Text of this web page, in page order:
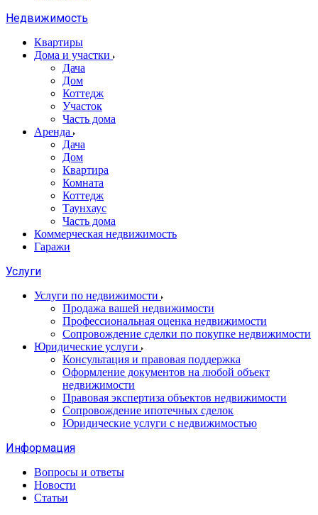
Недвижимость
Квартиры
Дома и участки
Дача
Дом
Коттедж
Участок
Часть дома
Аренда
Дача
Дом
Квартира
Комната
Коттедж
Таунхаус
Часть дома
Коммерческая недвижимость
Гаражи
Услуги
Услуги по недвижимости
Продажа вашей недвижимости
Профессиональная оценка недвижимости
Сопровождение сделки по покупке недвижимости
Юридические услуги
Консультация и правовая поддержка
Оформление документов на любой объект
недвижимости
Правовая экспертиза объектов недвижимости
Сопровождение ипотечных сделок
Юридические услуги с недвижимостью
Информация
Вопросы и ответы
Новости
Статьи